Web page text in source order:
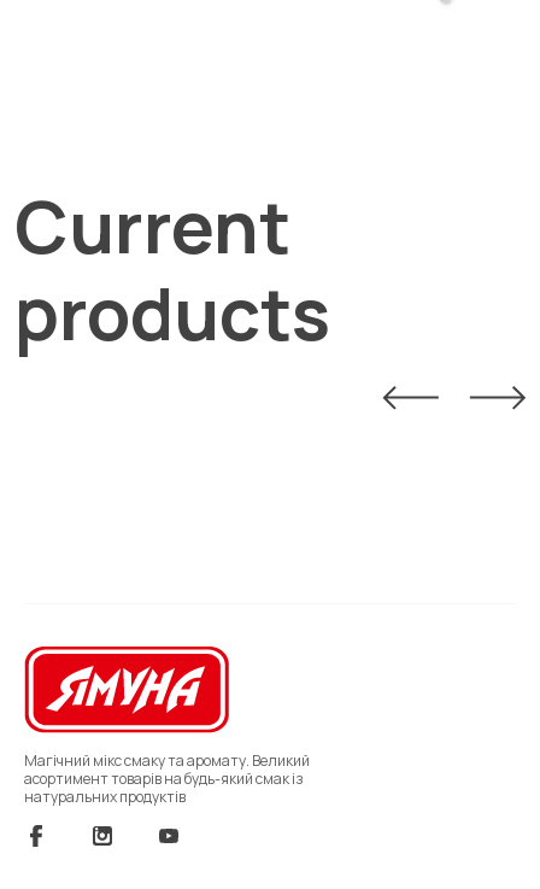
Current
products
Магічний мікс смаку та аромату. Великий
асортимент товарів на будь-який смак із
натуральних продуктів